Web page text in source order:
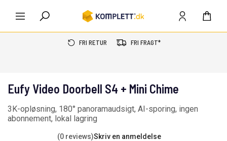
FRI RETUR FRI FRAGT*
Eufy Video Doorbell S4 + Mini Chime
3K-opløsning, 180° panoramaudsigt, AI-sporing, ingen
abonnement, lokal lagring
(0 reviews)Skriv en anmeldelse